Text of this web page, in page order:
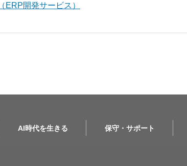
開発サービス）
AI時代を生きる 保守・サポート